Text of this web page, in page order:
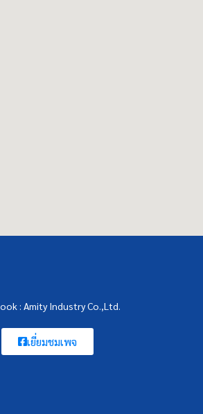
: Amity Industry Co.,Ltd.
เยี่ยมชมเพจ